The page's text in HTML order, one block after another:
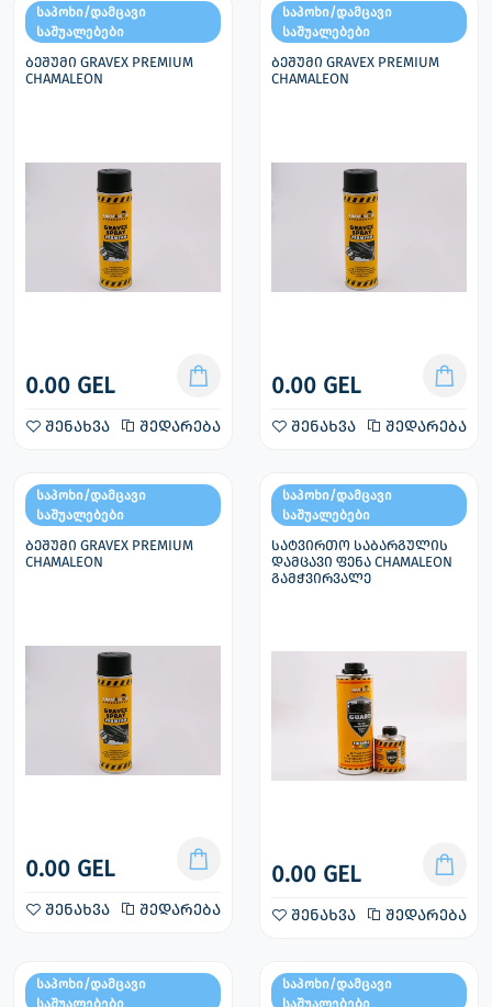
საპოხი/დამცავი
საშუალებები
ბეშუმი GRAVEX PREMIUM
CHAMALEON
0.00 GEL
შენახვა შედარება
საპოხი/დამცავი
საშუალებები
ბეშუმი GRAVEX PREMIUM
CHAMALEON
0.00 GEL
შენახვა შედარება
საპოხი/დამცავი
საშუალებები
ბეშუმი GRAVEX PREMIUM
CHAMALEON
0.00 GEL
შენახვა შედარება
საპოხი/დამცავი
საშუალებები
სატვირთო საბარგულის
დამცავი ფენა CHAMALEON
გამჭვირვალე
0.00 GEL
შენახვა შედარება
საპოხი/დამცავი
საშუალებები
საპოხი/დამცავი
საშუალებები